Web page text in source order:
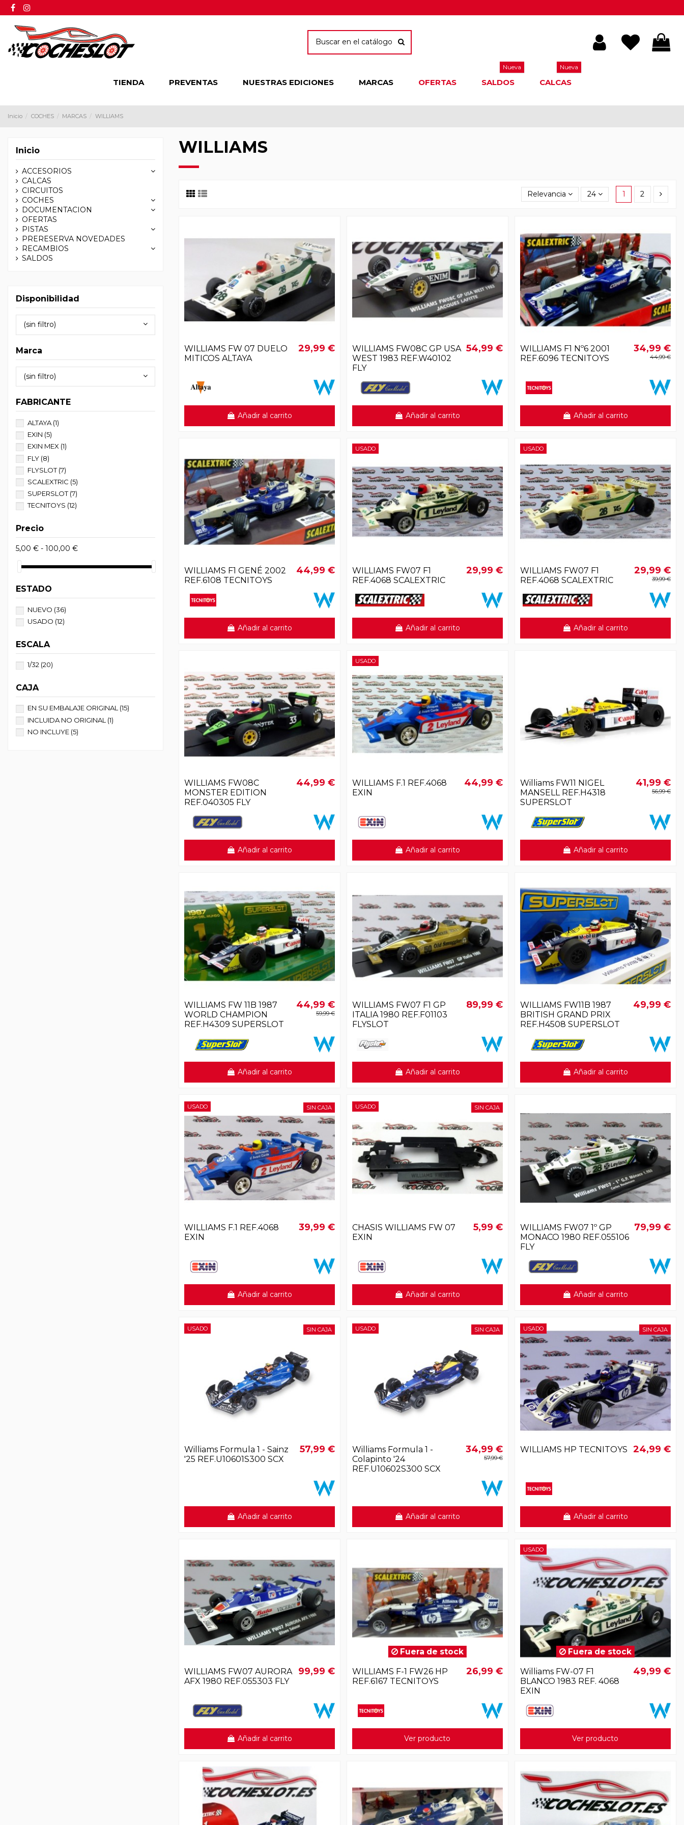
TIENDA PREVENTAS NUESTRAS EDICIONES MARCAS OFERTAS SALDOS
Nueva
CALCAS
Nueva
Inicio COCHES MARCAS WILLIAMS
WILLIAMS
Relevancia 24 1 2
WILLIAMS FW 07 DUELO
MITICOS ALTAYA
29,99 €
Añadir al carrito
WILLIAMS FW08C GP USA
WEST 1983 REF.W40102
FLY
54,99 €
Añadir al carrito
WILLIAMS F1 Nº6 2001
REF.6096 TECNITOYS
34,99 €
44,99 €
Añadir al carrito
WILLIAMS F1 GENÉ 2002
REF.6108 TECNITOYS
44,99 €
Añadir al carrito
USADO
WILLIAMS FW07 F1
REF.4068 SCALEXTRIC
29,99 €
Añadir al carrito
USADO
WILLIAMS FW07 F1
REF.4068 SCALEXTRIC
29,99 €
39,99 €
Añadir al carrito
WILLIAMS FW08C
MONSTER EDITION
REF.040305 FLY
44,99 €
Añadir al carrito
USADO
WILLIAMS F.1 REF.4068
EXIN
44,99 €
Añadir al carrito
Williams FW11 NIGEL
MANSELL REF.H4318
SUPERSLOT
41,99 €
56,99 €
Añadir al carrito
WILLIAMS FW 11B 1987
WORLD CHAMPION
REF.H4309 SUPERSLOT
44,99 €
59,99 €
Añadir al carrito
WILLIAMS FW07 F1 GP
ITALIA 1980 REF.F01103
FLYSLOT
89,99 €
Añadir al carrito
WILLIAMS FW11B 1987
BRITISH GRAND PRIX
REF.H4508 SUPERSLOT
49,99 €
Añadir al carrito
USADO SIN CAJA
WILLIAMS F.1 REF.4068
EXIN
39,99 €
Añadir al carrito
USADO SIN CAJA
CHASIS WILLIAMS FW 07
EXIN
5,99 €
Añadir al carrito
WILLIAMS FW07 1º GP
MONACO 1980 REF.055106
FLY
79,99 €
Añadir al carrito
USADO SIN CAJA
Williams Formula 1 - Sainz
'25 REF.U10601S300 SCX
57,99 €
Añadir al carrito
USADO SIN CAJA
Williams Formula 1 -
Colapinto '24
REF.U10602S300 SCX
34,99 €
57,99 €
Añadir al carrito
USADO SIN CAJA
WILLIAMS HP TECNITOYS 24,99 €
Añadir al carrito
WILLIAMS FW07 AURORA
AFX 1980 REF.055303 FLY
99,99 €
Añadir al carrito
Fuera de stock
WILLIAMS F-1 FW26 HP
REF.6167 TECNITOYS
26,99 €
Ver producto
USADO
Fuera de stock
Williams FW-07 F1
BLANCO 1983 REF. 4068
EXIN
49,99 €
Ver producto
Inicio
ACCESORIOS
CALCAS
CIRCUITOS
COCHES
DOCUMENTACION
OFERTAS
PISTAS
PRERESERVA NOVEDADES
RECAMBIOS
SALDOS
Disponibilidad
(sin filtro)
Marca
(sin filtro)
FABRICANTE
ALTAYA (1)
EXIN (5)
EXIN MEX (1)
FLY (8)
FLYSLOT(7)
SCALEXTRIC (5)
SUPERSLOT(7)
TECNITOYS (12)
Precio
5,00 € - 100,00 €
ESTADO
NUEVO (36)
USADO (12)
ESCALA
1/32 (20)
CAJA
EN SU EMBALAJE ORIGINAL (15)
INCLUIDA NO ORIGINAL (1)
NO INCLUYE (5)